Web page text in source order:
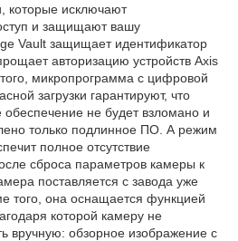
которые исключают
и защищают вашу
Vault защищает идентификатор
авторизацию устройств Axis
микропрограмма с цифровой
загрузки гарантируют, что
не будет взломано и
только подлинное ПО. А режим
полное отсутствие
сброса параметров камеры к
поставляется с завода уже
того, она оснащается функцией
которой камеру не
вручную: обзорное изображение с